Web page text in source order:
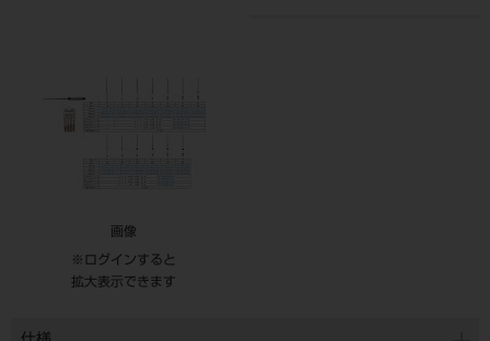
画像
※ログインすると
拡大表示できます